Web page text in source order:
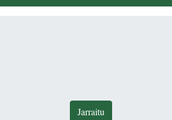
Jarraitu